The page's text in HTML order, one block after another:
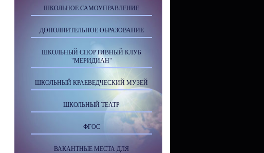
ШКОЛЬНОЕ САМОУПРАВЛЕНИЕ
ДОПОЛНИТЕЛЬНОЕ ОБРАЗОВАНИЕ
ШКОЛЬНЫЙ СПОРТИВНЫЙ КЛУБ
"МЕРИДИАН"
ШКОЛЬНЫЙ КРАЕВЕДЧЕСКИЙ МУЗЕЙ
ШКОЛЬНЫЙ ТЕАТР
ФГОС
ВАКАНТНЫЕ МЕСТА ДЛЯ